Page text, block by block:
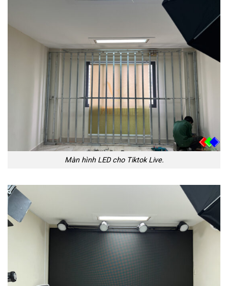
Màn hình LED cho Tiktok Live.